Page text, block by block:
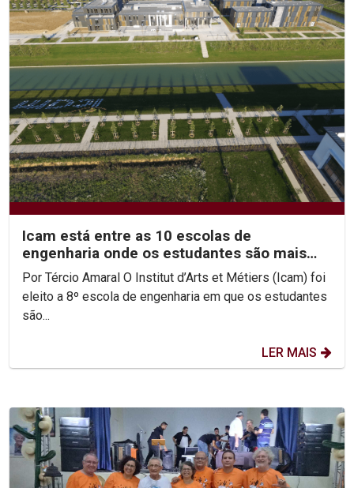
Icam está entre as 10 escolas de
engenharia onde os estudantes são mais
felizes
Por Tércio Amaral O Institut d’Arts et Métiers (Icam) foi
eleito a 8º escola de engenharia em que os estudantes
são...
LER MAIS